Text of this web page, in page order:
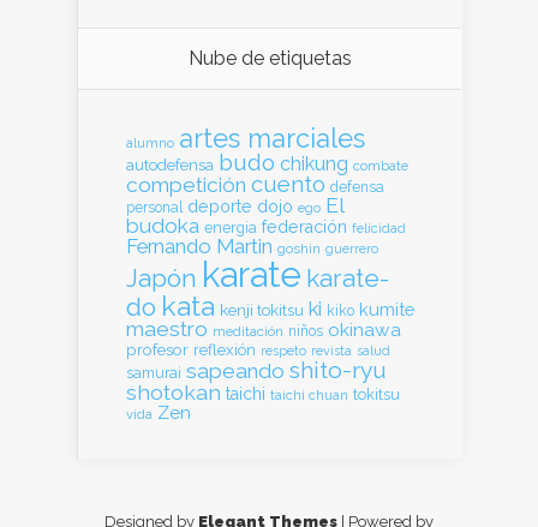
Nube de etiquetas
alumno artes marciales
autodefensa budo chikung combate
competición cuento defensa
personal deporte dojo ego El
budoka energia federación felicidad
Fernando Martin goshin guerrero
Japón karate karate-
do kata kenji tokitsu ki kiko kumite
maestro meditación niños okinawa
profesor reflexión respeto revista salud
samurai sapeando shito-ryu
shotokan taichi taichi chuan tokitsu
vida Zen
Designed by Elegant Themes | Powered by